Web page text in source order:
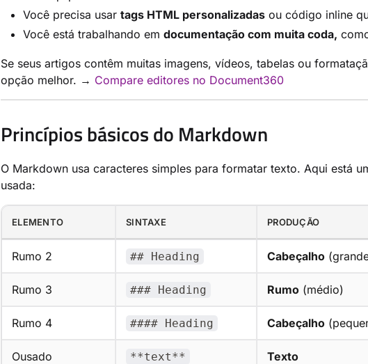
Você precisa usar tags HTML personalizadas ou código inline
Você está trabalhando em documentação com muita coda,
Se seus artigos contêm muitas imagens, vídeos, tabelas ou
opção melhor. → Compare editores no Document360
Princípios básicos do Markdown
O Markdown usa caracteres simples para formatar texto. Aqui está
usada:
ELEMENTO SINTAXE PRODUÇÃO
Rumo 2 ## Heading Cabeçalho
Rumo 3 ### Heading Rumo (médio)
Rumo 4 #### Heading Cabeçalho
Ousado **text** Texto